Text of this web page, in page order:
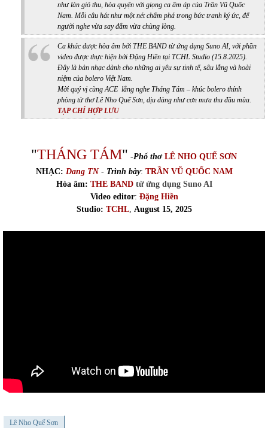
như làn gió thu, hòa quyện với giọng ca ấm áp của Trần Vũ Quốc
Nam. Mỗi câu hát như một nét chấm phá trong bức tranh ký ức, để
người nghe vừa say đắm vừa chùng lòng.
Ca khúc được hòa âm bởi THE BAND từ ứng dụng Suno AI, với phần
video được thực hiện bởi Đặng Hiền tại TCHL Studio (15.8.2025).
Đây là bản nhạc dành cho những ai yêu sự tinh tế, sâu lắng và hoài
niệm của bolero Việt Nam.
Mời quý vị cùng ACE lắng nghe Tháng Tám – khúc bolero thính
phòng từ thơ Lê Nho Quế Sơn, dịu dàng như cơn mưa thu đầu mùa.
TẠP CHÍ HỢP LƯU
"THÁNG TÁM" -Phổ thơ LÊ NHO QUẾ SƠN
NHẠC: Dang TN - Trình bày: TRẦN VŨ QUỐC NAM
Hòa âm: THE BAND từ ứng dụng Suno AI
Video editor: Đặng Hiền
Studio: TCHL, August 15, 2025
Lê Nho Quế Sơn